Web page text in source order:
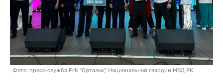
Фото: пресс-служба РгК "Орталық" Национальной гвардии МВД РК.